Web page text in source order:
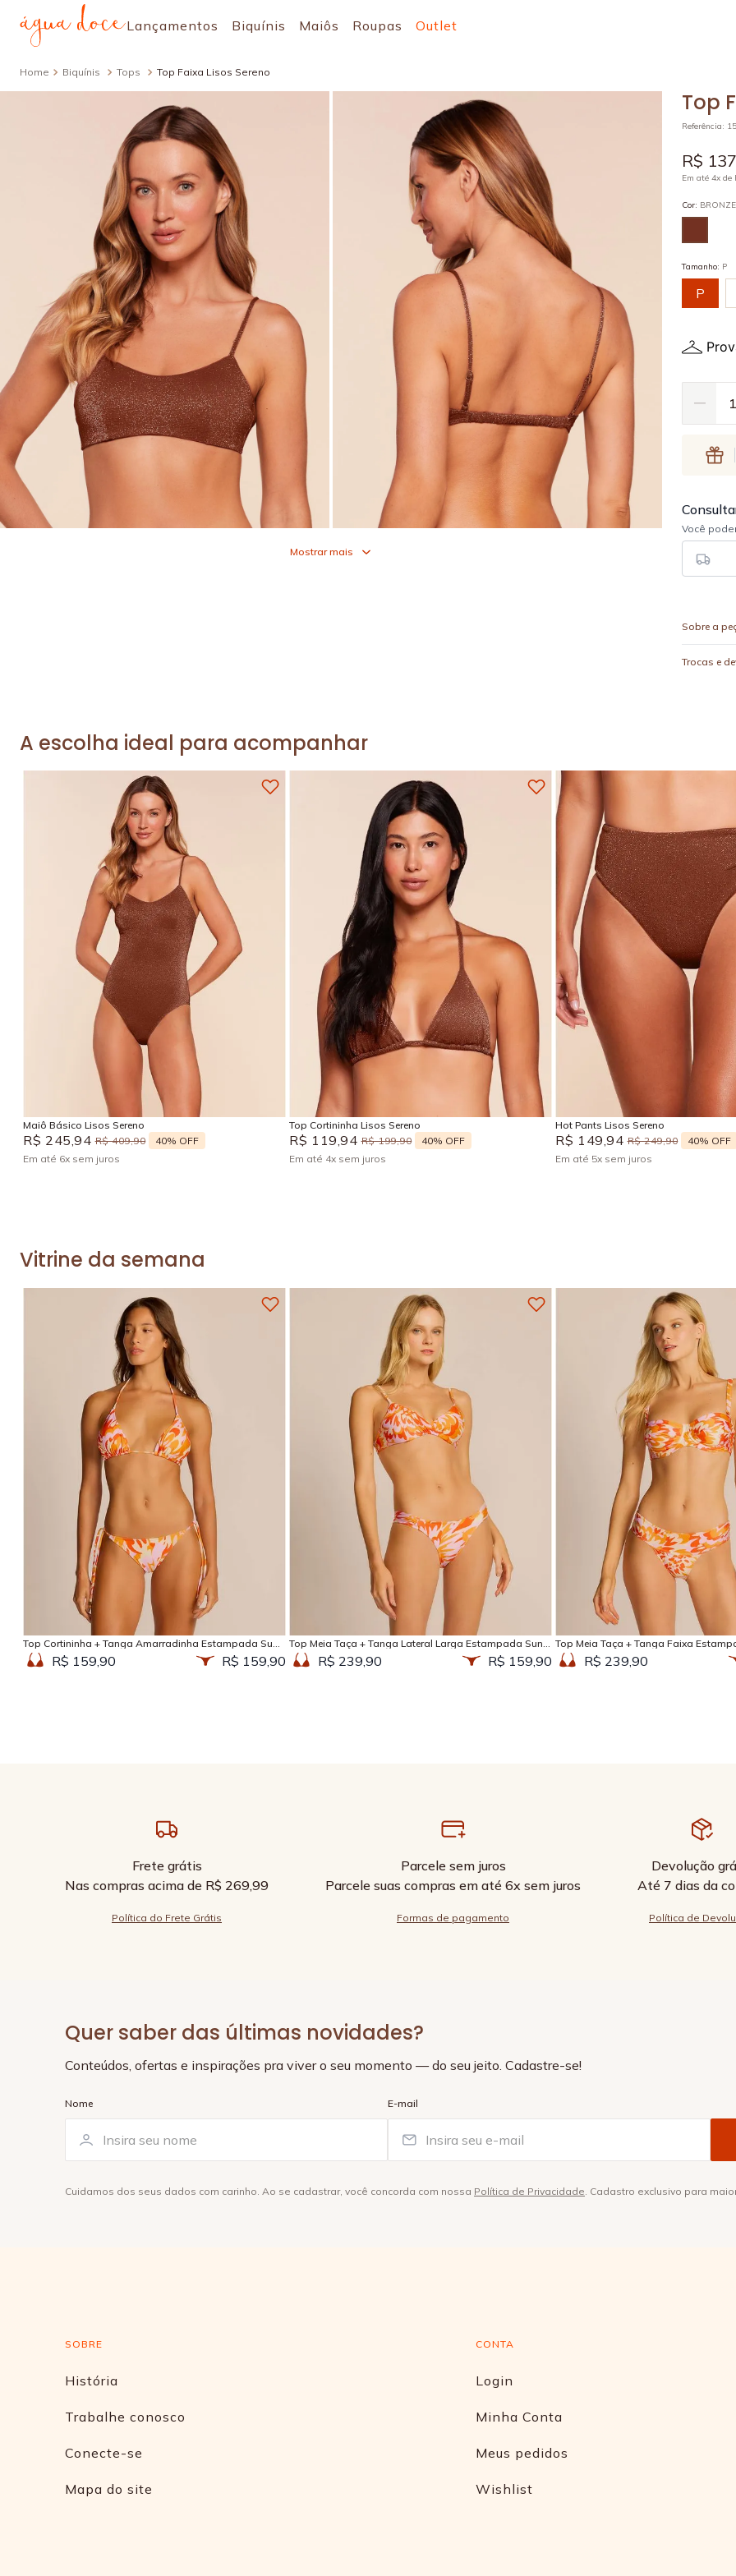
Lançamentos Biquínis Maiôs Roupas Outlet
Biquínis Tops Top Faixa Lisos Sereno
Mostrar mais
Top
Referência:
R$ 137
Em até4x de
Cor: BRONZE
Tamanho: P
P
Sobre a
Trocas e
A escolha ideal para acompanhar
Adicionar na sacola
Maiô Básico Lisos Sereno
R$ 245,94 R$ 409,90 40% OFF
Em até 6x sem juros
P M G GG
Top Cortininha Lisos Sereno
R$ 119,94 R$ 199,90 40% OFF
Em até 4x sem juros
Adicionar na sacola
Hot Pants Lisos Sereno
R$ 149,94 R$ 249,90 40% OFF
Em até 5x sem juros
Vitrine da semana
Adicionar na sacola
Top Cortininha + Tanga Amarradinha Estampada Sun
Kissed R$ 159,90 R$ 159,90
Adicionar na sacola
Top Meia Taça + Tanga Lateral Larga Estampada Sun
Kissed R$ 239,90 R$ 159,90
Adicionar na sacola
Top Meia Taça + Tanga Faixa
R$ 239,90
Frete grátis
Nas compras acima de R$ 269,99
Política do Frete Grátis
Parcele sem juros
Parcele suas compras em até 6x sem juros
Formas de pagamento
Devolução
Até 7 dias da
Política de
Quer saber das últimas novidades?
Conteúdos, ofertas e inspirações pra viver o seu momento — do seu jeito. Cadastre-se!
Nome E-mail
Cuidamos dos seus dados com carinho. Ao se cadastrar, você concorda com nossa Política de Privacidade. Cadastro exclusivo para
SOBRE
História
Trabalhe conosco
Conecte-se
Mapa do site
CONTA
Login
Minha Conta
Meus pedidos
Wishlist